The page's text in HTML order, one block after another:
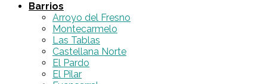
Barrios
Arroyo del Fresno
Montecarmelo
Las Tablas
Castellana Norte
El Pardo
El Pilar